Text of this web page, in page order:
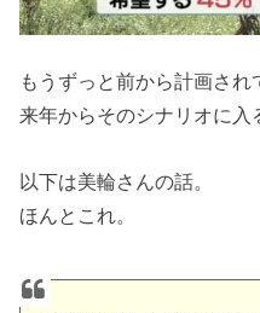
もうずっと前から計画され
来年からそのシナリオに入
以下は美輪さんの話。
ほんとこれ。